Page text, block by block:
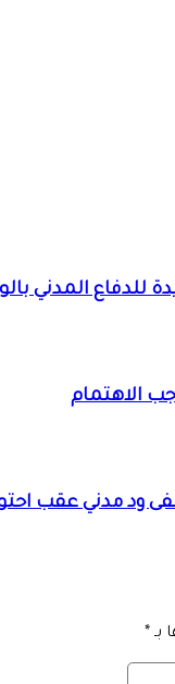
للدفاع المدني
الاهتمام
ود مدني عقب
بـ *